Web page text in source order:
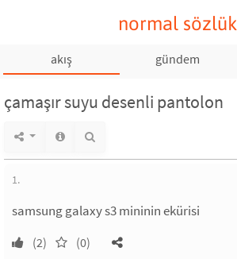
normal sözlük
akış gündem
çamaşır suyu desenli pantolon
1.
samsung galaxy s3 mininin ekürisi
(2) (0)